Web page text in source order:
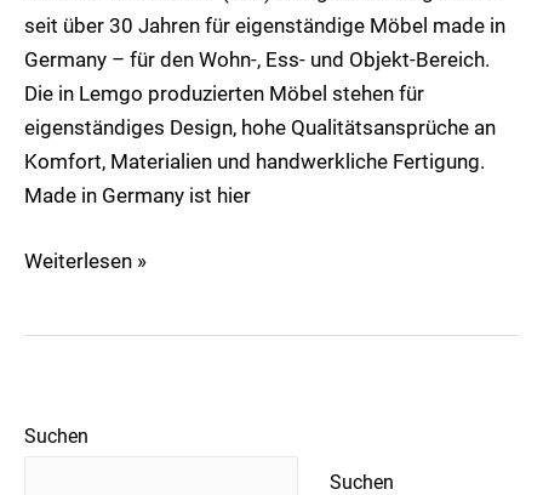
seit über 30 Jahren für eigenständige Möbel made in
Germany – für den Wohn-, Ess- und Objekt-Bereich.
Die in Lemgo produzierten Möbel stehen für
eigenständiges Design, hohe Qualitätsansprüche an
Komfort, Materialien und handwerkliche Fertigung.
Made in Germany ist hier
Weiterlesen »
Suchen
Suchen